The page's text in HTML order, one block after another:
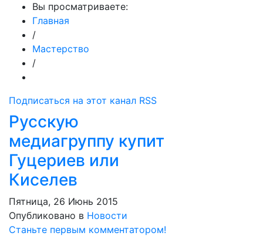
Вы просматриваете:
Главная
/
Мастерство
/
Подписаться на этот канал RSS
Русскую
медиагруппу купит
Гуцериев или
Киселев
Пятница, 26 Июнь 2015
Опубликовано в Новости
Станьте первым комментатором!